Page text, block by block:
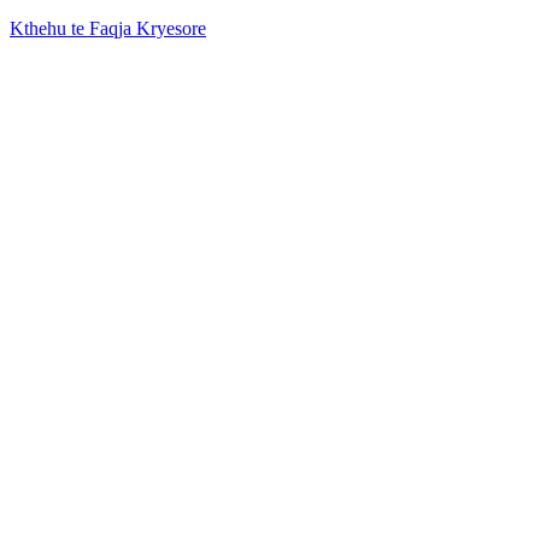
Kthehu te Faqja Kryesore